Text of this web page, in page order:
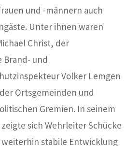
und -männern auch
Unter ihnen waren
Christ, der
und
Volker Lemgen
Ortsgemeinden und
Gremien. In seinem
sich Wehrleiter Schücke
stabile Entwicklung